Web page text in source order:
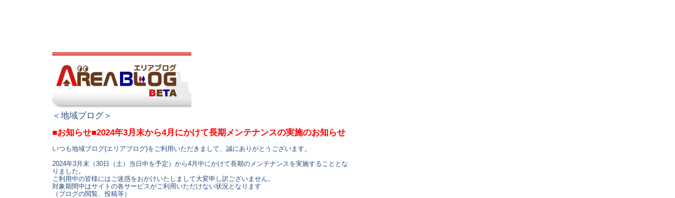
＜地域ブログ＞
■お知らせ■2024年3月末から4月にかけて長期メンテナンスの実施のお知らせ
いつも地域ブログ(エリアブログ)をご利用いただきまして、誠にありがとうございます。
2024年3月末（30日（土）当日中を予定）から4月中にかけて長期のメンテナンスを実施することとな
りました。
ご利用中の皆様にはご迷惑をおかけいたしまして大変申し訳ございません。
対象期間中はサイトの各サービスがご利用いただけない状況となります
（ブログの閲覧、投稿等）